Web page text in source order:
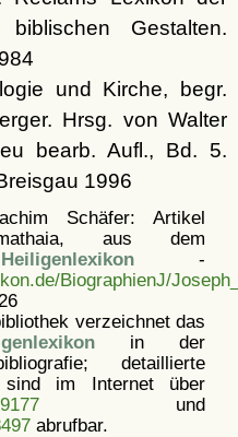
Gestalten.
und Kirche, begr.
Hrsg. von Walter
bearb. Aufl., Bd. 5.
1996
Schäfer: Artikel
aus dem
-
BiographienJ/
verzeichnet das
in der
detaillierte
sind im Internet über
und
abrufbar.